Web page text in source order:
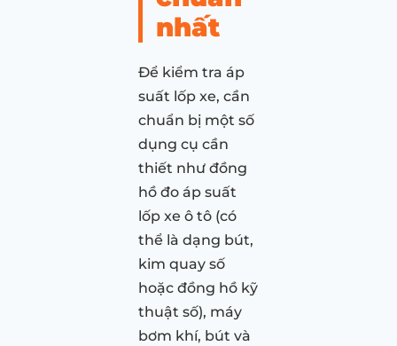
nhất
Để kiểm tra áp
suất lốp xe, cần
chuẩn bị một số
dụng cụ cần
thiết như đồng
hồ đo áp suất
lốp xe ô tô (có
thể là dạng bút,
kim quay số
hoặc đồng hồ kỹ
thuật số), máy
bơm khí, bút và